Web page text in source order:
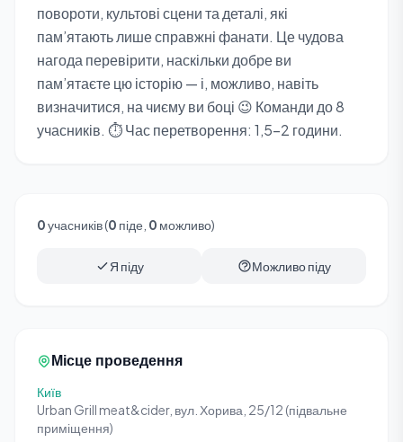
повороти, культові сцени та деталі, які
пам’ятають лише справжні фанати. Це чудова
нагода перевірити, наскільки добре ви
пам’ятаєте цю історію — і, можливо, навіть
визначитися, на чиєму ви боці 😉 Команди до 8
учасників. ⏱️ Час перетворення: 1,5–2 години.
0учасників (0 піде, 0 можливо)
Я піду Можливо піду
Місце проведення
Київ
Urban Grill meat&cider, вул. Хорива, 25/12 (підвальне
приміщення)